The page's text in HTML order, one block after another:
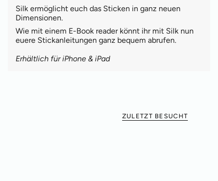
Silk ermöglicht euch das Sticken in ganz neuen
Dimensionen.
Wie mit einem E-Book reader könnt ihr mit Silk nun
euere Stickanleitungen ganz bequem abrufen.
Erhältlich für iPhone & iPad
ZULETZT BESUCHT